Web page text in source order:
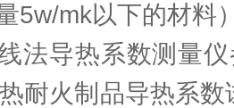
5w/mk以下的材料
导热系数测量仪
耐火制品导热系